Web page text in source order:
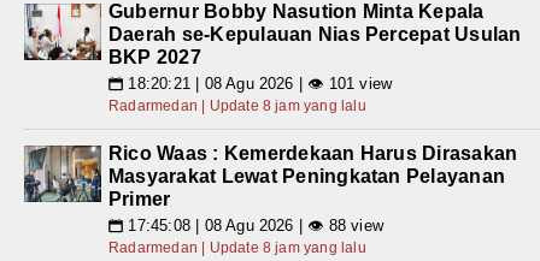
Gubernur Bobby Nasution Minta Kepala
Daerah se-Kepulauan Nias Percepat Usulan
BKP 2027
📅 18:20:21 | 08 Agu 2026 | 👁 101 view
Radarmedan | Update 8 jam yang lalu
Rico Waas : Kemerdekaan Harus Dirasakan
Masyarakat Lewat Peningkatan Pelayanan
Primer
📅 17:45:08 | 08 Agu 2026 | 👁 88 view
Radarmedan | Update 8 jam yang lalu